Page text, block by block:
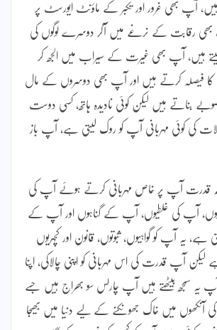
آپ بھی غرور اور تکبر کے ماؤنٹ ایورسٹ پر
رقابت کے نرغے میں آکر دوسرے لوگوں کی
لیتے ہیں، آپ بھی غیرت کے سیراب میں الجھ کر
کا فیصلہ کرتے ہیں اور آپ بھی دوسروں کے مال
بناتے ہیں لیکن کوئی نادیدہ ہاتھ، کسی دوست
کی کوئی مہربانی آپ کو روک لیتی ہے، آپ باز
کہ قدرت آپ پر خاص مہربانی کرتے ہوئے آپ کی
آپ کی غلطیوں، آپ کے گناہوں اور آپ کے
ہے، یہ آپ کو گواہیوں، ثبوتوں، قانون اور کچہریوں
آپ قدرت کی اس مہربانی کو اپنی چالاکی، اپنا
آپ یہ سمجھ بیٹھتے ہیں آپ چارلس سو بھراج ہیں جسے
کی آنکھوں میں خاک جھونکنے کے لیے دنیا میں بھیجا